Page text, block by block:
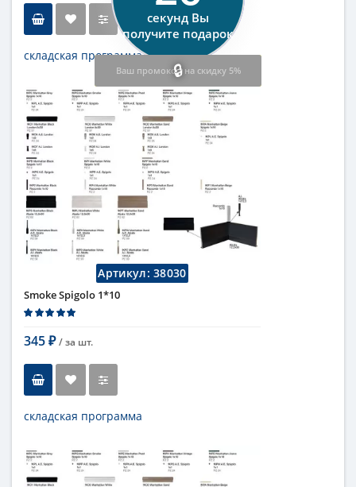
складская программа
Длина
1 см
Высота
1 см
Цвет
темный, коричневый
Страна
Италия
Поверхность
глянцевая
Коллекция
Fap Ceramiche
Артикул:38030
Smoke Spigolo 1*10
345 ₽ / за шт.
складская программа
Длина
1 см
Высота
10 см
секунд Вы
получите подарок
Ваш промокод на скидку 5%